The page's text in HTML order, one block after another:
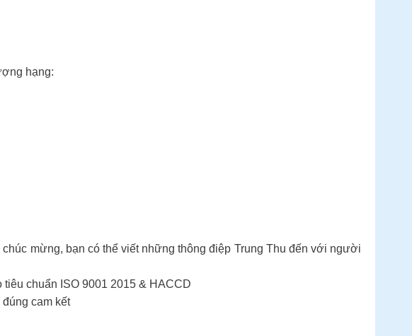
hạng:
mừng, bạn có thể viết những thông điệp Trung Thu đến với người
chuẩn ISO 9001 2015 & HACCD
cam kết